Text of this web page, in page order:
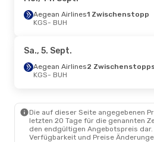
Aegean Airlines1 Zwischenstopp
KGS- BUH
Sa., 5. Sept.
Aegean Airlines2
KGS- BUH
Die auf dieser Seite angegebenen
letzten 20 Tage für die genannten
den endgültigen Angebotspreis
Verfügbarkeit und Preise